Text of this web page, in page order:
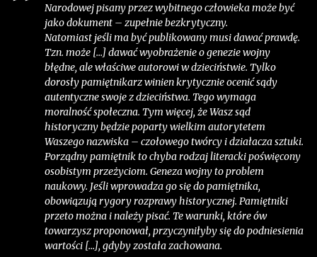
Narodowej pisany przez wybitnego człowieka może być
jako dokument – zupełnie bezkrytyczny.
Natomiast jeśli ma być publikowany musi dawać prawdę.
Tzn. może [...] dawać wyobrażenie o genezie wojny
błędne, ale właściwe autorowi w dzieciństwie. Tylko
dorosły pamiętnikarz winien krytycznie ocenić sądy
autentyczne swoje z dzieciństwa. Tego wymaga
moralność społeczna. Tym więcej, że Wasz sąd
historyczny będzie poparty wielkim autorytetem
Waszego nazwiska – czołowego twórcy i działacza sztuki.
Porządny pamiętnik to chyba rodzaj literacki poświęcony
osobistym przeżyciom. Geneza wojny to problem
naukowy. Jeśli wprowadza go się do pamiętnika,
obowiązują rygory rozprawy historycznej. Pamiętniki
przeto można i należy pisać. Te warunki, które ów
towarzysz proponował, przyczyniłyby się do podniesienia
wartości [...], gdyby została zachowana.